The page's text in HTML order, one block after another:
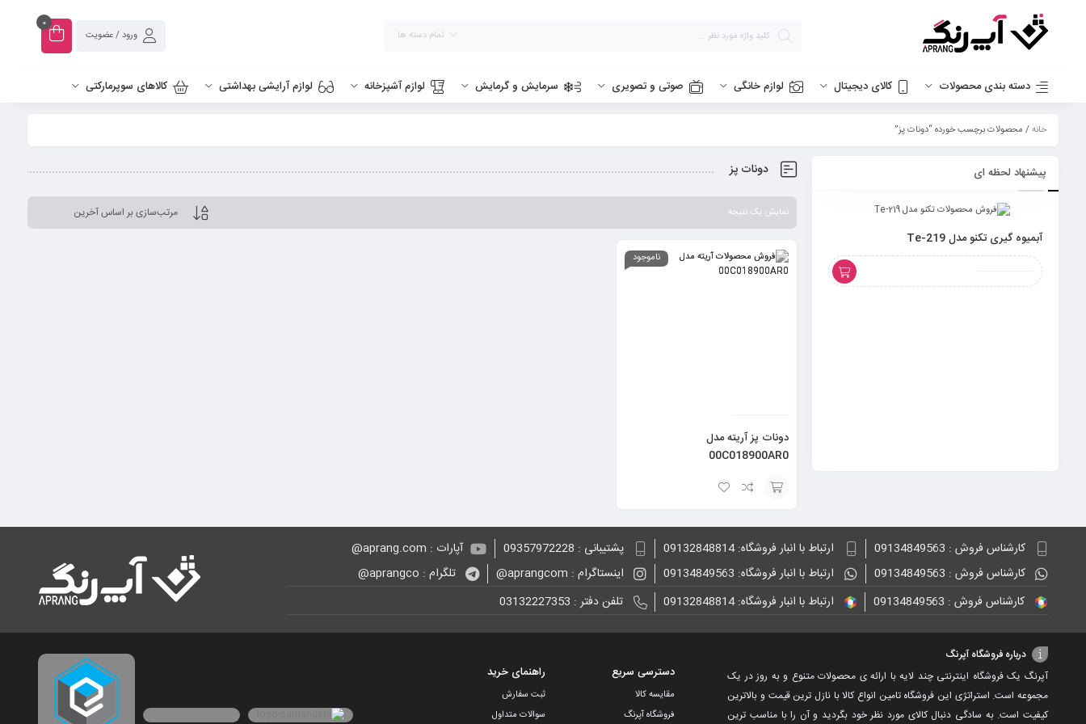
تمام دسته ها ورود / عضویت
0
دسته بندی محصولات کالای دیجیتال لوازم خانگی صوتی و تصویری سرمایش و گرمایش لوازم آشپزخانه لوازم آرایشی بهداشتی کالاهای سوپرمارکتی
خانه/ محصولات برچسب خورده “دونات پز”
دونات پز
نمایش یک نتیجه
ناموجود
دونات پز آریته مدل
00C018900AR0
پیشنهاد لحظه ای
آبمیوه گیری تکنو مدل Te-219
کارشناس فروش : 09134849563 ارتباط با انبار فروشگاه: 09132848814 پشتیبانی : 09357972228
آپارات : aprang.com@
کارشناس فروش : 09134849563
ارتباط با انبار فروشگاه: 09134849563 اینستاگرام : aprangcom@
تلگرام : aprangco@
کارشناس فروش : 09134849563
ارتباط با انبار فروشگاه: 09132848814 تلفن دفتر : 03132227353
درباره فروشگاه آپرنگ
آپرنگ یک فروشگاه اینترنتی چند لایه با ارائه ی محصولات متنوع و به روز در یک
مجموعه است. استراتژی این فروشگاه تامین انواع کالا با نازل ترین قیمت و بالاترین
کیفیت است. به سادگی دنبال کالای مورد نظر خود بگردید و آن را با مناسب ترین
دسترسی سریع
مقایسه کالا
فروشگاه آپرنگ
راهنمای خرید
ثبت سفارش
سوالات متداول